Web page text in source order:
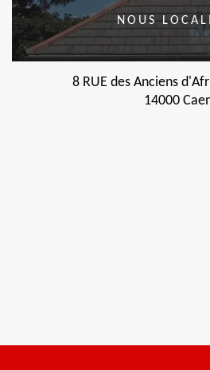
NOUS
8 RUE des Anciens
14000